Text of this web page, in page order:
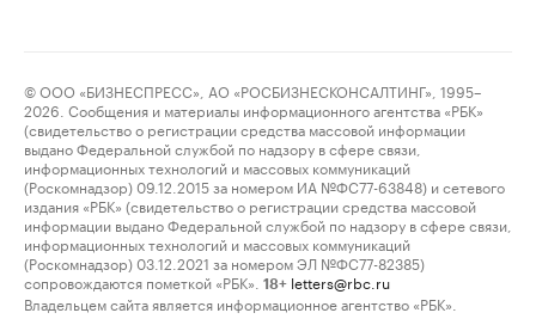
© ООО «БИЗНЕСПРЕСС», АО «РОСБИЗНЕСКОНСАЛТИНГ», 1995–
2026. Сообщения и материалы информационного агентства «РБК»
(свидетельство о регистрации средства массовой информации
выдано Федеральной службой по надзору в сфере связи,
информационных технологий и массовых коммуникаций
(Роскомнадзор) 09.12.2015 за номером ИА №ФС77-63848) и сетевого
издания «РБК» (свидетельство о регистрации средства массовой
информации выдано Федеральной службой по надзору в сфере связи,
информационных технологий и массовых коммуникаций
(Роскомнадзор) 03.12.2021 за номером ЭЛ №ФС77-82385)
сопровождаются пометкой «РБК».
18+ letters@rbc.ru
Владельцем сайта является информационное агентство «РБК».